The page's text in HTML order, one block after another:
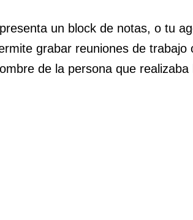
un block de notas, o tu
grabar reuniones de
de la persona que